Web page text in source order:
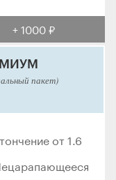
+ 1000 ₽
пакет)
от 1.6